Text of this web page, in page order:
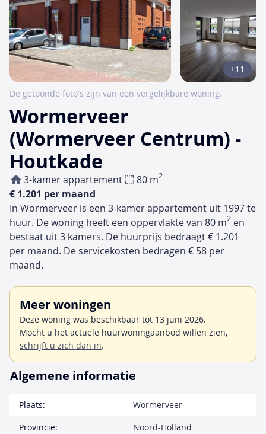
Wormerveer
(Wormerveer Centrum) -
Houtkade
3-kamer appartement 80 m2
€ 1.201 per maand
+11
De getoonde foto's zijn van een vergelijkbare woning.
In Wormerveer is een 3-kamer appartement uit 1997 te
huur. De woning heeft een oppervlakte van 80 m2 en
bestaat uit 3 kamers. De huurprijs bedraagt € 1.201
per maand. De servicekosten bedragen € 58 per
maand.
Meer woningen
Deze woning was beschikbaar tot 13 juni 2026.
Mocht u het actuele huurwoningaanbod willen zien,
schrijft u zich dan in.
Algemene informatie
Plaats:
Wormerveer
Provincie:
Noord-Holland